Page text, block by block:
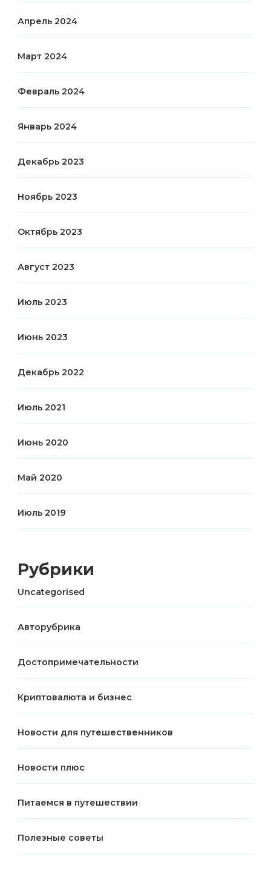
Апрель 2024
Март 2024
Февраль 2024
Январь 2024
Декабрь 2023
Ноябрь 2023
Октябрь 2023
Август 2023
Июль 2023
Июнь 2023
Декабрь 2022
Июль 2021
Июнь 2020
Май 2020
Июль 2019
Рубрики
Uncategorised
Авторубрика
Достопримечательности
Криптовалюта и бизнес
Новости для путешественников
Новости плюс
Питаемся в путешествии
Полезные советы